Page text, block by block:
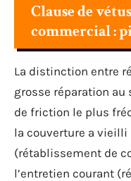
Clause de
commercial :
La distinction entre
grosse réparation au
de friction le plus
la couverture a
(rétablissement de
l’entretien courant